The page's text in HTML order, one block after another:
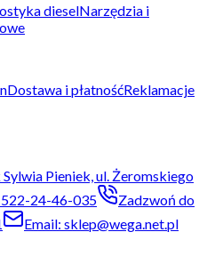
dieselNarzędzia i
Dostawa i płatnośćReklamacje
Sylwia Pieniek, ul. Żeromskiego
24-46-035
Zadzwoń do
Email: sklep@wega.net.pl